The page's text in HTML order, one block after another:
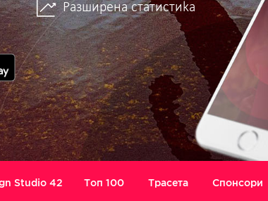
Разширена статистика
Studio 42 Топ 100 Трасета Спонсори